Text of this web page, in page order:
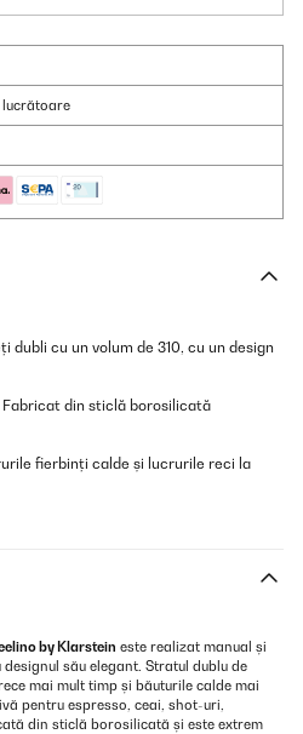
lucrătoare
dubli cu un volum de 310, cu un design
Fabricat din sticlă borosilicată
fierbinți calde și lucrurile reci la
by Klarstein este realizat manual și
său elegant. Stratul dublu de
mai mult timp și băuturile calde mai
pentru espresso, ceai, shot-uri,
din sticlă borosilicată și este extrem